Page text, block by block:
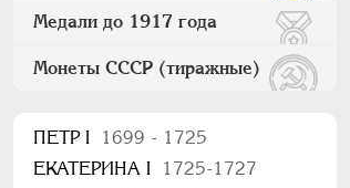
Медали до 1917 года
Монеты СССР (тиражные)
ПEТР I
1699 - 1725
ЕКАТЕРИНА I
1725-1727